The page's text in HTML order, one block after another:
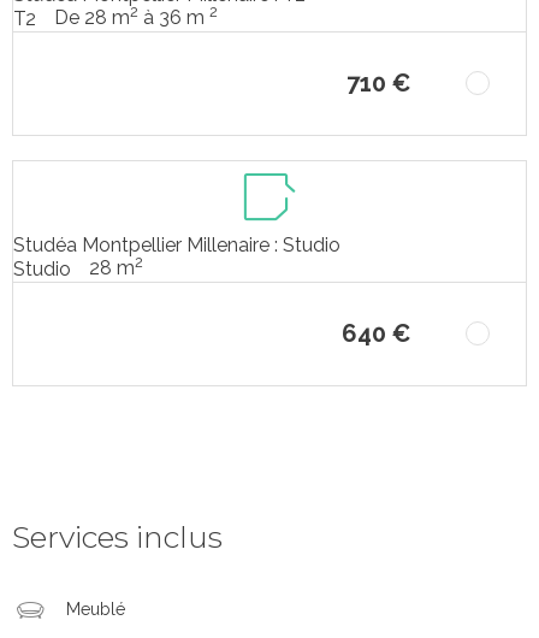
T2
De 28 m2 à 36 m 2
710 €
Studéa Montpellier Millenaire : Studio
Studio
28 m2
640 €
Services inclus
Meublé